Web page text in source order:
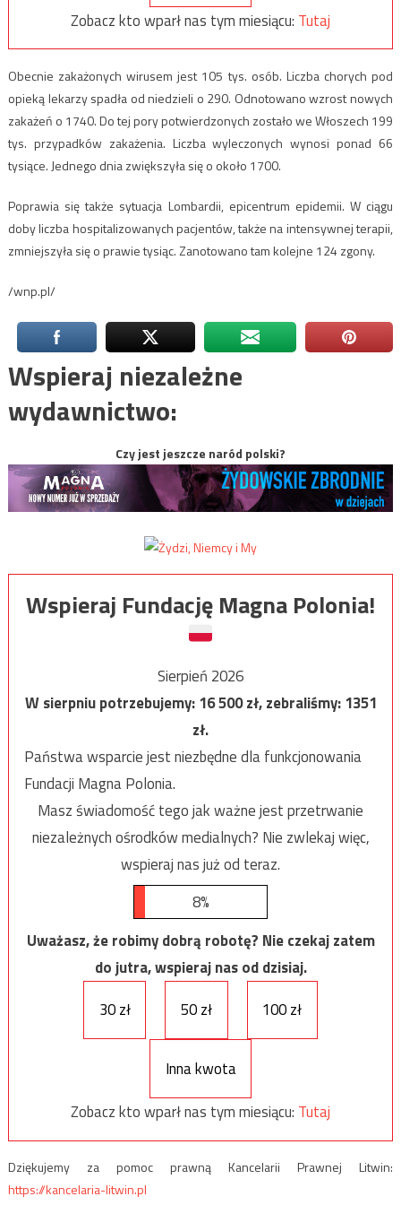
Zobacz kto wparł nas tym miesiącu: Tutaj
Obecnie zakażonych wirusem jest 105 tys. osób. Liczba chorych pod
opieką lekarzy spadła od niedzieli o 290. Odnotowano wzrost nowych
zakażeń o 1740. Do tej pory potwierdzonych zostało we Włoszech 199
tys. przypadków zakażenia. Liczba wyleczonych wynosi ponad 66
tysiące. Jednego dnia zwiększyła się o około 1700.
Poprawia się także sytuacja Lombardii, epicentrum epidemii. W ciągu
doby liczba hospitalizowanych pacjentów, także na intensywnej terapii,
zmniejszyła się o prawie tysiąc. Zanotowano tam kolejne 124 zgony.
/wnp.pl/
Wspieraj niezależne
wydawnictwo:
Czy jest jeszcze naród polski?
Wspieraj Fundację Magna Polonia!
Sierpień 2026
W sierpniu potrzebujemy:16 500zł, zebraliśmy:1351
zł.
Państwa wsparcie jest niezbędne dla funkcjonowania
Fundacji Magna Polonia.
Masz świadomość tego jak ważne jest przetrwanie
niezależnych ośrodków medialnych? Nie zwlekaj więc,
wspieraj nas już od teraz.
8%
Uważasz, że robimy dobrą robotę? Nie czekaj zatem
do jutra, wspieraj nas od dzisiaj.
30 zł
50 zł 100 zł
Inna kwota
Zobacz kto wparł nas tym miesiącu: Tutaj
Dziękujemy za pomoc prawną Kancelarii Prawnej Litwin:
https://kancelaria-litwin.pl